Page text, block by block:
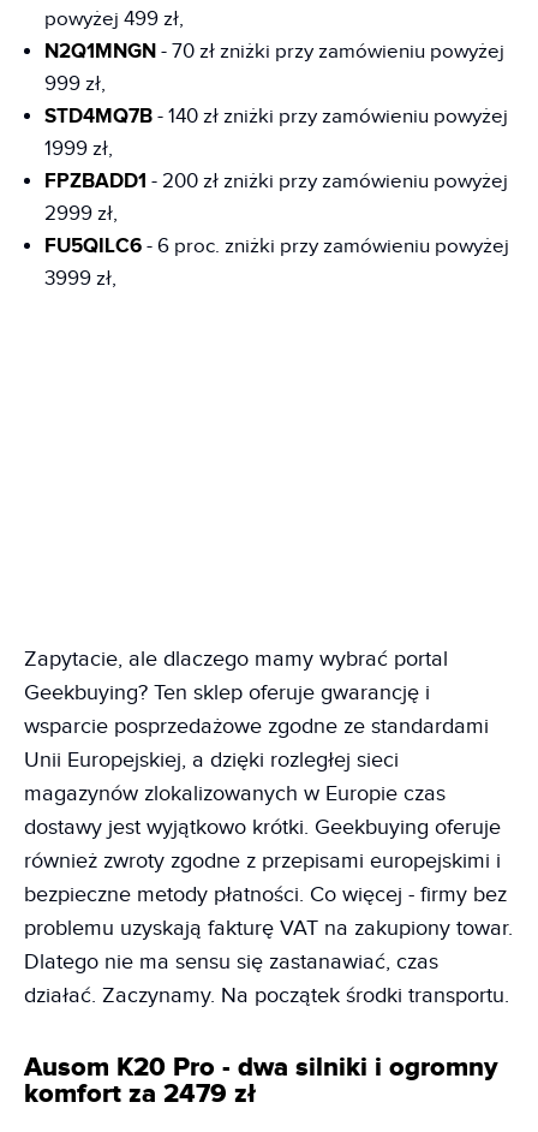
powyżej 499 zł,
N2Q1MNGN - 70 zł zniżki przy zamówieniu powyżej
999 zł,
STD4MQ7B - 140 zł zniżki przy zamówieniu powyżej
1999 zł,
FPZBADD1 - 200 zł zniżki przy zamówieniu powyżej
2999 zł,
FU5QILC6 - 6 proc. zniżki przy zamówieniu powyżej
3999 zł,
Zapytacie, ale dlaczego mamy wybrać portal
Geekbuying? Ten sklep oferuje gwarancję i
wsparcie posprzedażowe zgodne ze standardami
Unii Europejskiej, a dzięki rozległej sieci
magazynów zlokalizowanych w Europie czas
dostawy jest wyjątkowo krótki. Geekbuying oferuje
również zwroty zgodne z przepisami europejskimi i
bezpieczne metody płatności. Co więcej - firmy bez
problemu uzyskają fakturę VAT na zakupiony towar.
Dlatego nie ma sensu się zastanawiać, czas
działać. Zaczynamy. Na początek środki transportu.
Ausom K20 Pro - dwa silniki i ogromny
komfort za 2479 zł